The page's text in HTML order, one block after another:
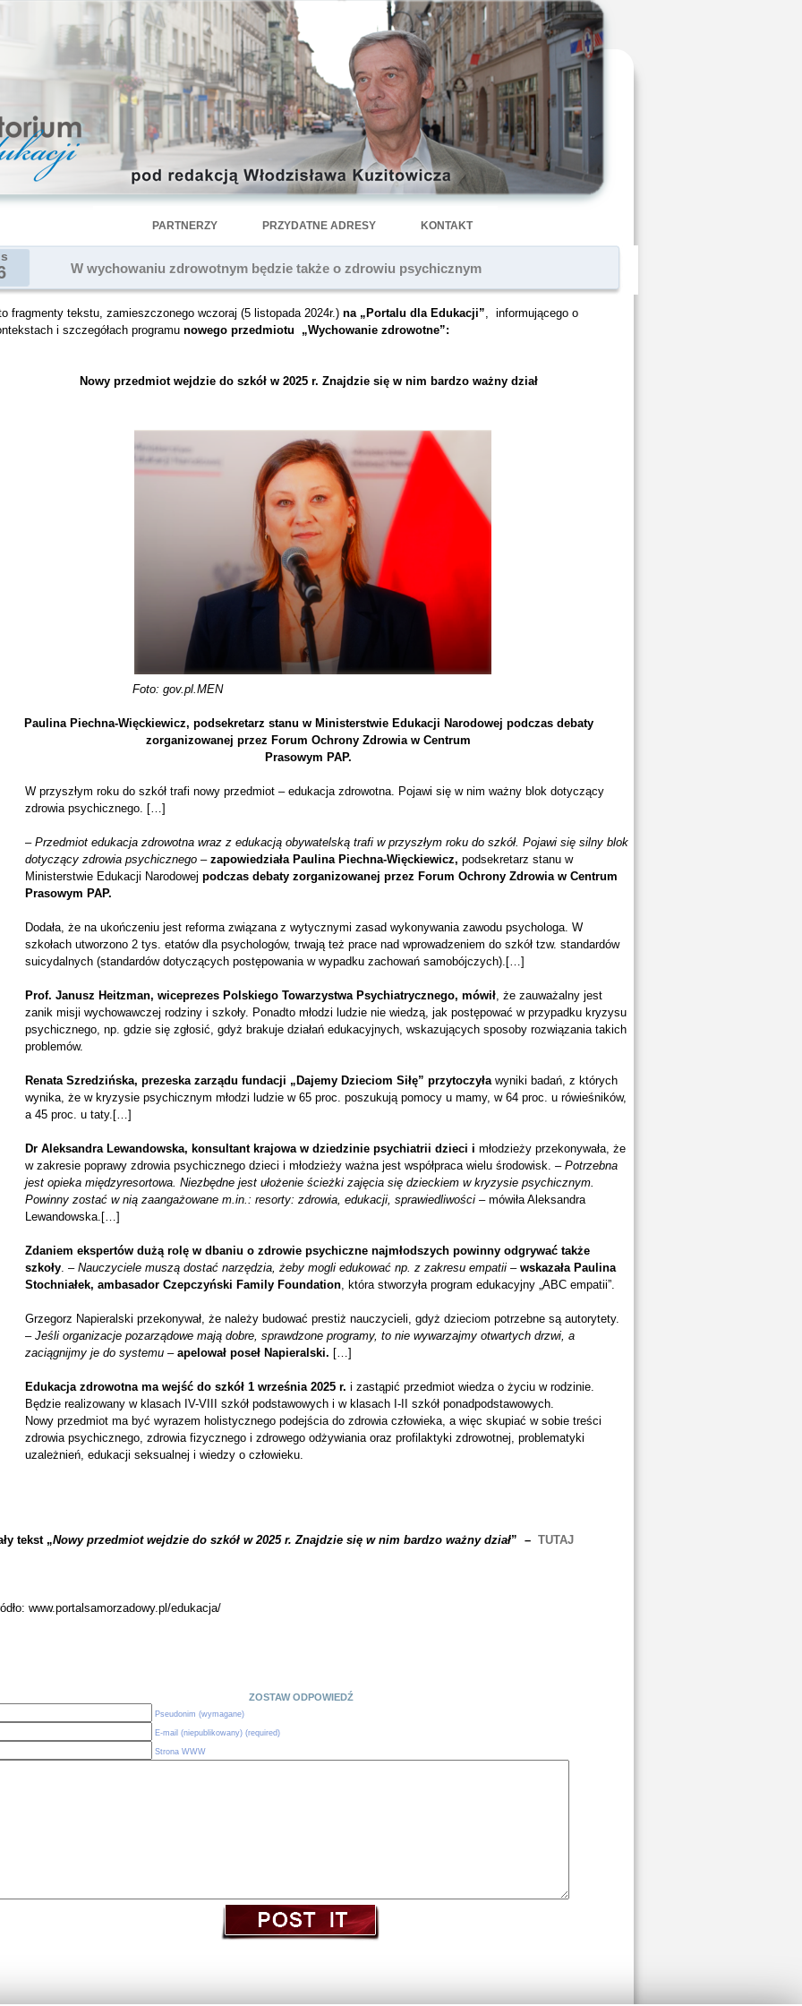
PARTNERZY PRZYDATNE ADRESY KONTAKT
W wychowaniu zdrowotnym będzie także o zdrowiu psychicznym
fragmenty tekstu, zamieszczonego wczoraj (5 listopada 2024r.) na „Portalu dla Edukacji”, informującego o
i szczegółach programu nowego przedmiotu „Wychowanie zdrowotne”:
Nowy przedmiot wejdzie do szkół w 2025 r. Znajdzie się w nim bardzo ważny dział
Foto: gov.pl.MEN
Paulina Piechna-Więckiewicz, podsekretarz stanu w Ministerstwie Edukacji Narodowej podczas debaty
zorganizowanej przez Forum Ochrony Zdrowia w Centrum
Prasowym PAP.
W przyszłym roku do szkół trafi nowy przedmiot – edukacja zdrowotna. Pojawi się w nim ważny blok dotyczący
zdrowia psychicznego. […]
– Przedmiot edukacja zdrowotna wraz z edukacją obywatelską trafi w przyszłym roku do szkół. Pojawi się silny blok
dotyczący zdrowia psychicznego– zapowiedziała Paulina Piechna-Więckiewicz, podsekretarz stanu w
Ministerstwie Edukacji Narodowej podczas debaty zorganizowanej przez Forum Ochrony Zdrowia w Centrum
Prasowym PAP.
Dodała, że na ukończeniu jest reforma związana z wytycznymi zasad wykonywania zawodu psychologa. W
szkołach utworzono 2 tys. etatów dla psychologów, trwają też prace nad wprowadzeniem do szkół tzw. standardów
suicydalnych (standardów dotyczących postępowania w wypadku zachowań samobójczych).[…]
Prof. Janusz Heitzman, wiceprezes Polskiego Towarzystwa Psychiatrycznego, mówił, że zauważalny jest
zanik misji wychowawczej rodziny i szkoły. Ponadto młodzi ludzie nie wiedzą, jak postępować w przypadku kryzysu
psychicznego, np. gdzie się zgłosić, gdyż brakuje działań edukacyjnych, wskazujących sposoby rozwiązania takich
problemów.
Renata Szredzińska, prezeska zarządu fundacji „Dajemy Dzieciom Siłę” przytoczyławyniki badań, z których
wynika, że w kryzysie psychicznym młodzi ludzie w 65 proc. poszukują pomocy u mamy, w 64 proc. u rówieśników,
a 45 proc. u taty.[…]
Dr Aleksandra Lewandowska, konsultant krajowa w dziedzinie psychiatrii dzieci i młodzieży przekonywała, że
w zakresie poprawy zdrowia psychicznego dzieci i młodzieży ważna jest współpraca wielu środowisk. – Potrzebna
jest opieka międzyresortowa. Niezbędne jest ułożenie ścieżki zajęcia się dzieckiem w kryzysie psychicznym.
Powinny zostać w nią zaangażowane m.in.: resorty: zdrowia, edukacji, sprawiedliwości– mówiła Aleksandra
Lewandowska.[…]
Zdaniem ekspertów dużą rolę w dbaniu o zdrowie psychiczne najmłodszych powinny odgrywać także
szkoły. – Nauczyciele muszą dostać narzędzia, żeby mogli edukować np. z zakresu empatii – wskazała Paulina
Stochniałek, ambasador Czepczyński Family Foundation, która stworzyła program edukacyjny „ABC empatii”.
Grzegorz Napieralski przekonywał, że należy budować prestiż nauczycieli, gdyż dzieciom potrzebne są autorytety.
– Jeśli organizacje pozarządowe mają dobre, sprawdzone programy, to nie wywarzajmy otwartych drzwi, a
zaciągnijmy je do systemu– apelował poseł Napieralski. […]
Edukacja zdrowotna ma wejść do szkół 1 września 2025 r. i zastąpić przedmiot wiedza o życiu w rodzinie.
Będzie realizowany w klasach IV-VIII szkół podstawowych i w klasach I-II szkół ponadpodstawowych.
Nowy przedmiot ma być wyrazem holistycznego podejścia do zdrowia człowieka, a więc skupiać w sobie treści
zdrowia psychicznego, zdrowia fizycznego i zdrowego odżywiania oraz profilaktyki zdrowotnej, problematyki
uzależnień, edukacji seksualnej i wiedzy o człowieku.
tekst „Nowy przedmiot wejdzie do szkół w 2025 r. Znajdzie się w nim bardzo ważny dział” – TUTAJ
www.portalsamorzadowy.pl/edukacja/
ZOSTAW ODPOWIEDŹ
Pseudonim (wymagane)
E-mail (niepublikowany) (required)
Strona WWW